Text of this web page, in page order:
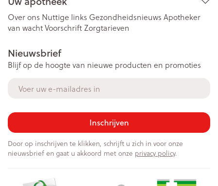
Over ons Nuttige links Gezondheidsnieuws Apotheker
van wachtVoorschriftZorgtarieven
Nieuwsbrief
Blijf op de hoogte van nieuwe producten en promoties
Inschrijven
Door op inschrijven te klikken, schrijft u zich in voor onze
nieuwsbrief en gaat u akkoord met onze privacy policy.